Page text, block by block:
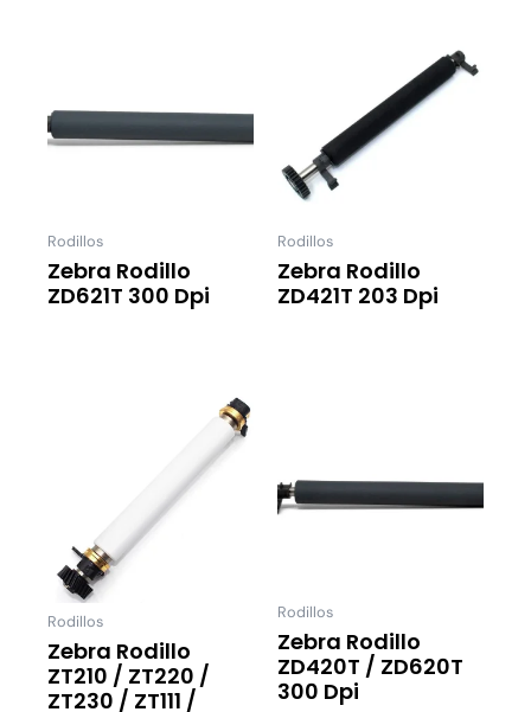
Rodillos
Zebra Rodillo
ZD621T 300 Dpi
Rodillos
Zebra Rodillo
ZD421T 203 Dpi
Rodillos
Zebra Rodillo
ZT210 / ZT220 /
ZT230 / ZT111 /
Rodillos
Zebra Rodillo
ZD420T / ZD620T
300 Dpi